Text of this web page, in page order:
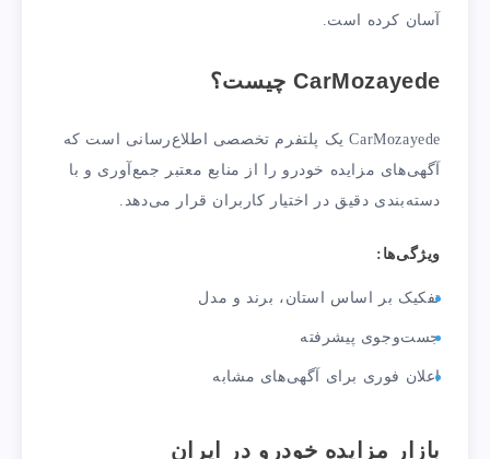
آسان کرده است.
CarMozayede چیست؟
CarMozayede یک پلتفرم تخصصی اطلاع‌رسانی است که
آگهی‌های مزایده خودرو را از منابع معتبر جمع‌آوری و با
دسته‌بندی دقیق در اختیار کاربران قرار می‌دهد.
ویژگی‌ها:
تفکیک بر اساس استان، برند و مدل
جست‌وجوی پیشرفته
اعلان فوری برای آگهی‌های مشابه
بازار مزایده خودرو در ایران